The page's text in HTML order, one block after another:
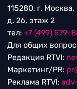
115280, г.
д. 26, этаж 2
тел: +7 (499) 579-
Для общих
Редакция RTVI:
Маркетинг/PR:
Реклама RTVI: